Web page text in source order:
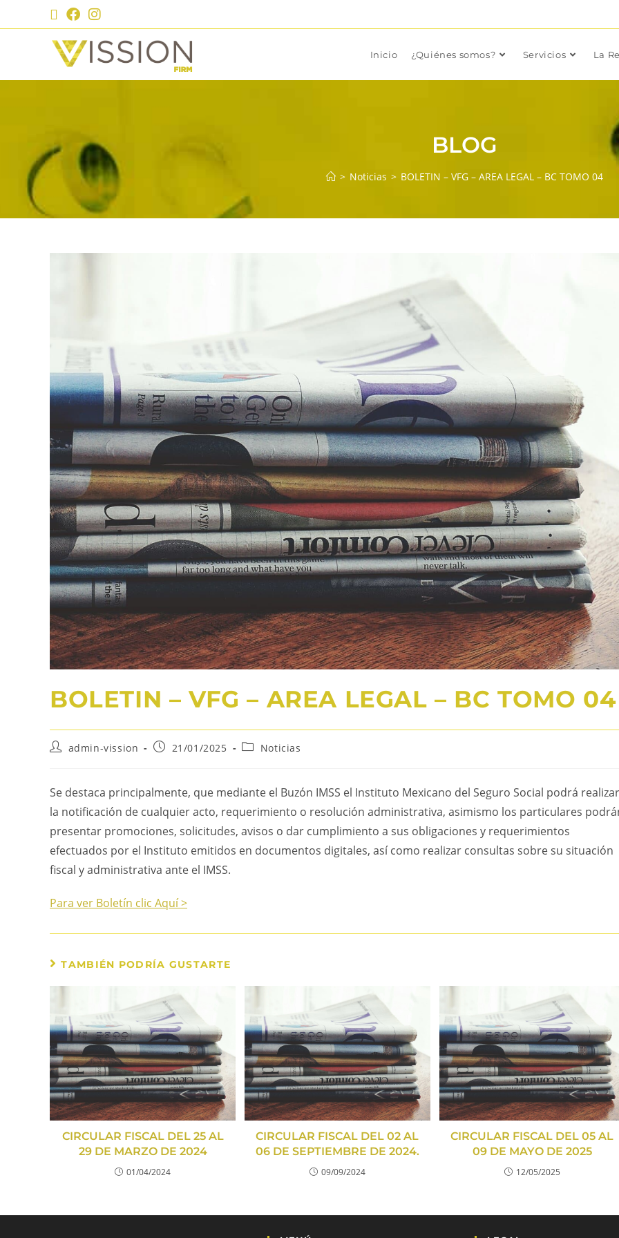
Inicio ¿Quiénes somos? Servicios La
BLOG
> Noticias > BOLETIN – VFG – AREA LEGAL – BC TOMO 04
BOLETIN – VFG – AREA LEGAL – BC TOMO 04
admin-vission 21/01/2025 Noticias
Se destaca principalmente, que mediante el Buzón IMSS el Instituto Mexicano del Seguro Social podrá realizar
la notificación de cualquier acto, requerimiento o resolución administrativa, asimismo los particulares
presentar promociones, solicitudes, avisos o dar cumplimiento a sus obligaciones y requerimientos
efectuados por el Instituto emitidos en documentos digitales, así como realizar consultas sobre su situación
fiscal y administrativa ante el IMSS.
Para ver Boletín clic Aquí >
TAMBIÉN PODRÍA GUSTARTE
CIRCULAR FISCAL DEL 25 AL
29 DE MARZO DE 2024
01/04/2024
CIRCULAR FISCAL DEL 02 AL
06 DE SEPTIEMBRE DE 2024.
09/09/2024
CIRCULAR FISCAL DEL 05 AL
09 DE MAYO DE 2025
12/05/2025